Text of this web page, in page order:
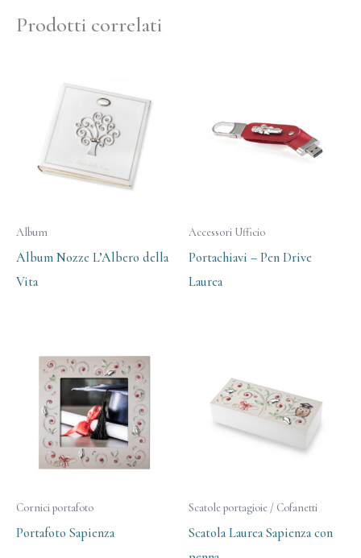
Prodotti correlati
Album
Album Nozze L’Albero della
Vita
Accessori Ufficio
Portachiavi – Pen Drive
Laurea
Cornici portafoto
Portafoto Sapienza
Scatole portagioie / Cofanetti
Scatola Laurea Sapienza con